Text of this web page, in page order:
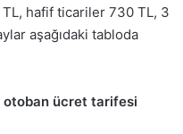
hafif ticariler 730 TL, 3
aşağıdaki tabloda
otoban ücret tarifesi